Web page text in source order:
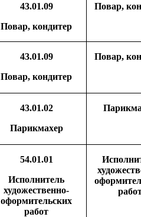
43.01.09
Повар, кондитер
Повар,
43.01.09
Повар, кондитер
Повар,
43.01.02
Парикмахер
54.01.01
Исполнитель
художественно-
оформительских
работ